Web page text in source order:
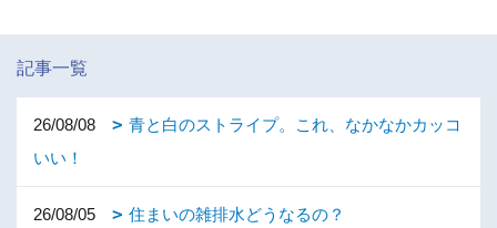
記事一覧
26/08/08
青と白のストライプ。これ、なかなかカッコ
いい！
26/08/05 住まいの雑排水どうなるの？